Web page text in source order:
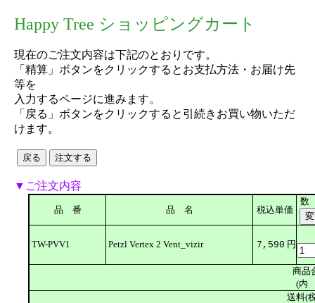
Happy Tree ショッピングカート
現在のご注文内容は下記のとおりです。
「精算」ボタンをクリックするとお支払方法・お届け先
等を
入力するページに進みます。
「戻る」ボタンをクリックすると引続きお買い物いただ
けます。
▼ご注文内容
品 番 品 名 税込単価
数
TW-PVV1 Petzl Vertex 2 Vent_vizir 7,590 円
商品
(内
送料(